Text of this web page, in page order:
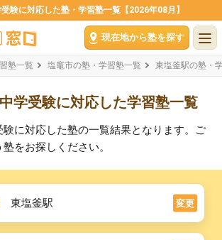
験に対応した塾・学習塾一覧【2026年08月】
現在地から塾を探す
塾一覧 塩竈市の塾・学習塾一覧 東塩釜駅の塾・
学受験に対応した学習塾一覧
に対応した塾の一覧結果となります。ご
をお探しください。
東塩釜駅 変更